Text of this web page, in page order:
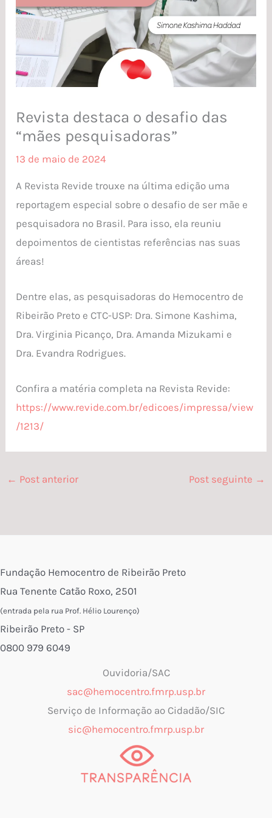
Revista destaca o desafio das
“mães pesquisadoras”
13 de maio de 2024
A Revista Revide trouxe na última edição uma
reportagem especial sobre o desafio de ser mãe e
pesquisadora no Brasil. Para isso, ela reuniu
depoimentos de cientistas referências nas suas
áreas!
Dentre elas, as pesquisadoras do Hemocentro de
Ribeirão Preto e CTC-USP: Dra. Simone Kashima,
Dra. Virginia Picanço, Dra. Amanda Mizukami e
Dra. Evandra Rodrigues.
Confira a matéria completa na Revista Revide:
https://www.revide.com.br/edicoes/impressa/view
/1213/
← Post anterior Post seguinte →
Fundação Hemocentro de Ribeirão Preto
Rua Tenente Catão Roxo, 2501
(entrada pela rua Prof. Hélio Lourenço)
Ribeirão Preto - SP
0800 979 6049
Ouvidoria/SAC
sac@hemocentro.fmrp.usp.br
Serviço de Informação ao Cidadão/SIC
sic@hemocentro.fmrp.usp.br